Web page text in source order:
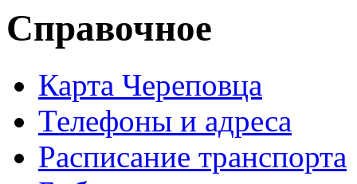
Справочное
Карта Череповца
Телефоны и адреса
Расписание транспорта